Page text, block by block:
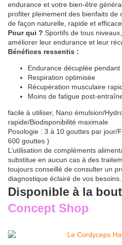
endurance et votre bien-être
profiter pleinement des bienfaits de
de façon naturelle, rapide et efficace.
Pour qui ? Sportifs de tous
améliorer leur endurance et leur
Bénéfices ressentis :
Endurance décuplée pendant
Respiration optimisée
Récupération musculaire
Moins de fatigue post-
facile à utiliser, Nano émulsion/
rapide/Biodisponibilité maximale
Posologie : 3 à 10 gouttes par jour/
600 gouttes )
L’utilisation de compléments
substitue en aucun cas à des
toujours conseillé de consulter un
diagnostique éclairé de vos besoins.
Disponible à la
Concept Shop